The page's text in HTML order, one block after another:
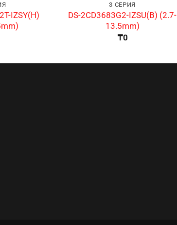
IZSY(H)
3 СЕРИЯ
DS-2CD3683G2-IZSU(B) (2.7-
13.5mm)
₸0